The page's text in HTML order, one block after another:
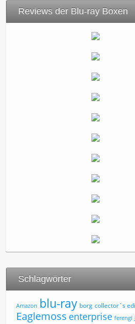
Reviews der Blu-ray Boxen
Schlagwörter
Amazon blu-ray borg collector´s
Eaglemoss enterprise ferengi